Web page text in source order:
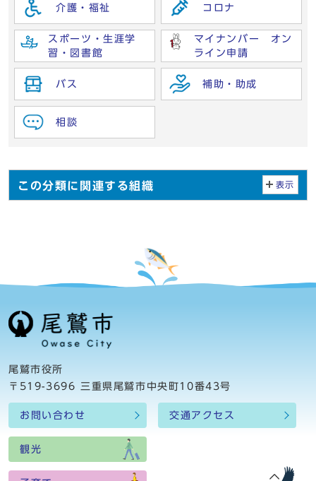
介護・福祉 コロナ
スポーツ・生涯学
習・図書館
マイナンバー オン
ライン申請
バス 補助・助成
相談
この分類に関連する組織 表示
尾鷲市役所
〒519-3696 三重県尾鷲市中央町10番43号
お問い合わせ 交通アクセス
観光